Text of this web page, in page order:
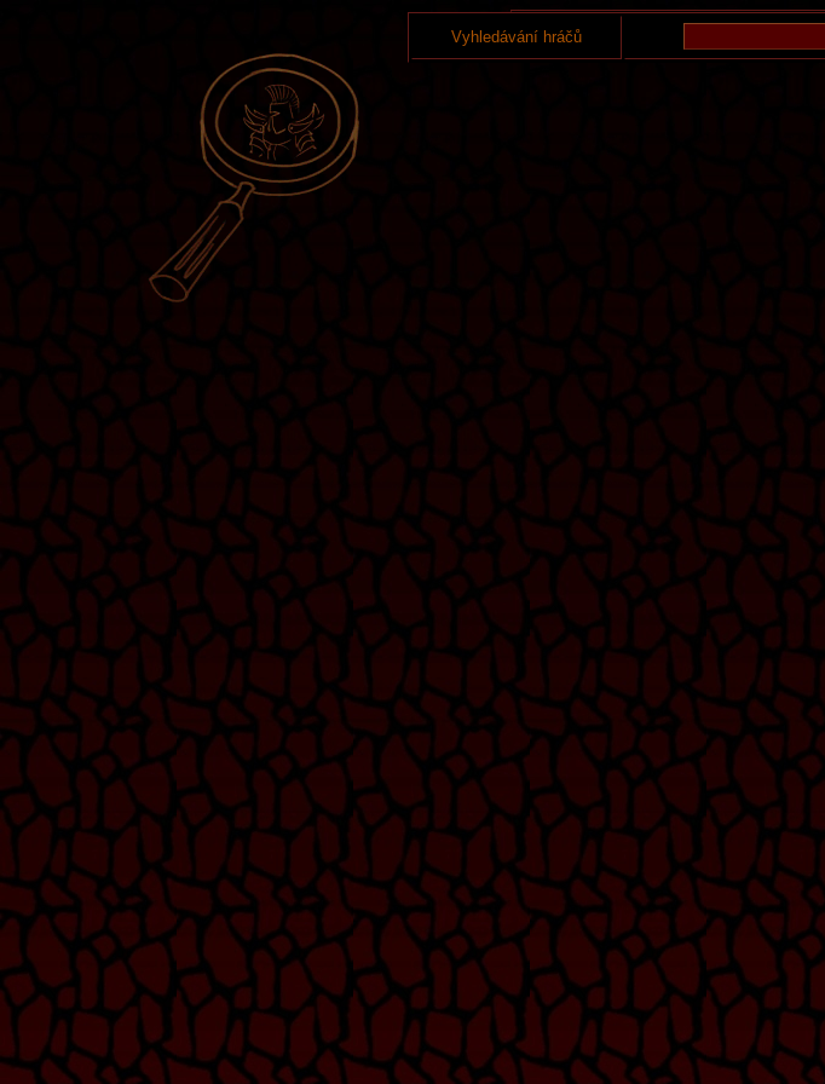
Vyhledávání hráčů